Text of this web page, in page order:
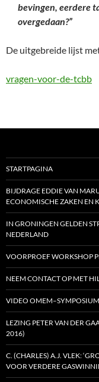
bevingen, eerdere
overgedaan?”
De uitgebreide lijst
vragen-voor-de-tcbb
STARTPAGINA
BIJDRAGE EDDIE VAN
ECONOMISCHE ZAKEN EN
IN GRONINGEN GELDEN
NEDERLAND
VOORPROEF WORKSHOP
NEEM CONTACT OP MET
VIDEO OMEM–SYMPOSIUM
LEZING PETER VAN DER
2016)
C. (CHARLES) A.J. VLEK:
VOOR VERDERE